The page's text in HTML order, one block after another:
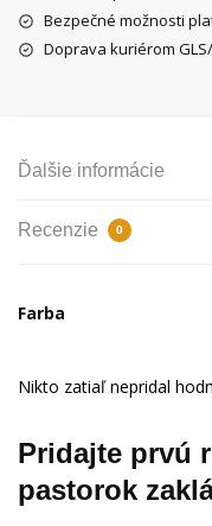
Bezpečné možnosti
Doprava kuriérom
Ďalšie informácie
Recenzie 0
Farba
Nikto zatiaľ nepridal
Pridajte prvú
pastorok